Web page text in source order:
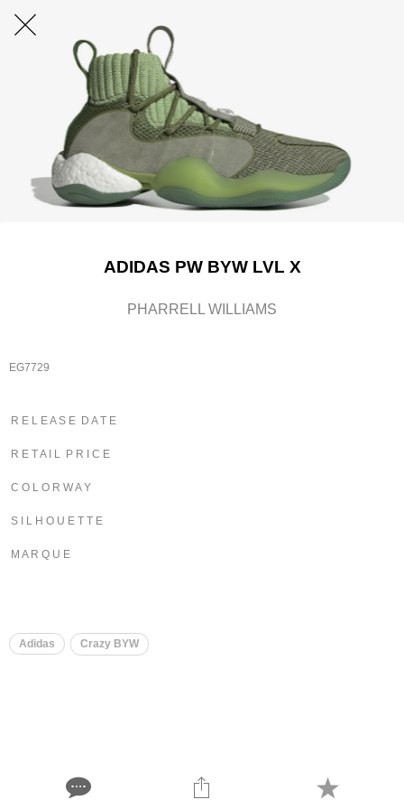
ADIDAS PW BYW LVL X
PHARRELL WILLIAMS
EG7729
R E L E A S E D A T E
R E T A I L P R I C E
C O L O R W A Y
S I L H O U E T T E
M A R Q U E
Adidas Crazy BYW